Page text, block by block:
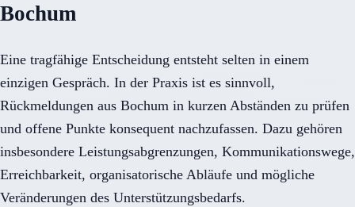
Bochum
Eine tragfähige Entscheidung entsteht selten in einem
einzigen Gespräch. In der Praxis ist es sinnvoll,
Rückmeldungen aus Bochum in kurzen Abständen zu prüfen
und offene Punkte konsequent nachzufassen. Dazu gehören
insbesondere Leistungsabgrenzungen, Kommunikationswege,
Erreichbarkeit, organisatorische Abläufe und mögliche
Veränderungen des Unterstützungsbedarfs.